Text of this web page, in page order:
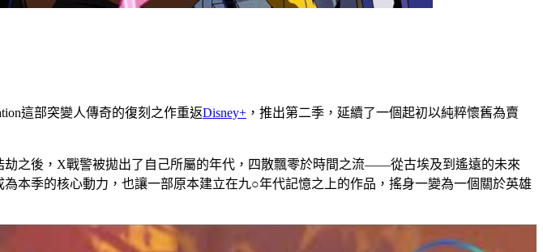
這部突變人傳奇的復刻之作重返Disney+ ，推出第二季，延續了一個起初以純粹懷舊為賣
之後，X戰警被拋出了自己所屬的年代，四散飄零於時間之流——從古埃及到遙遠的未來
季的核心動力，也讓一部原本建立在九○年代記憶之上的作品，搖身一變為一個關於英雄